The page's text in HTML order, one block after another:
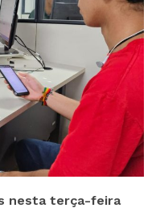
nesta terça-feira